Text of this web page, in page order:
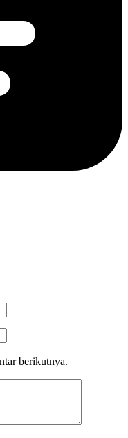
berikutnya.